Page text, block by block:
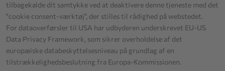
tilbagekalde dit samtykke ved at deaktivere denne tjeneste med det
"cookie consent-værktøj", der stilles til rådighed på webstedet.
For dataoverførsler til USA har udbyderen underskrevet EU-US
Data Privacy Framework, som sikrer overholdelse af det
europæiske databeskyttelsesniveau på grundlag af en
tilstrækkelighedsbeslutning fra Europa-Kommissionen.